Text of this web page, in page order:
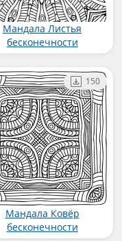
Мандала Листья
бесконечности
Мандала Ковёр
бесконечности
150